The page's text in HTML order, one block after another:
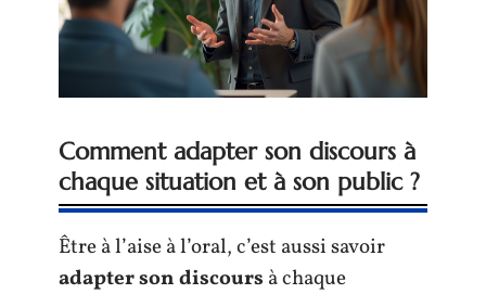
Comment adapter son discours à
chaque situation et à son public ?
Être à l’aise à l’oral, c’est aussi savoir
adapter son discours à chaque